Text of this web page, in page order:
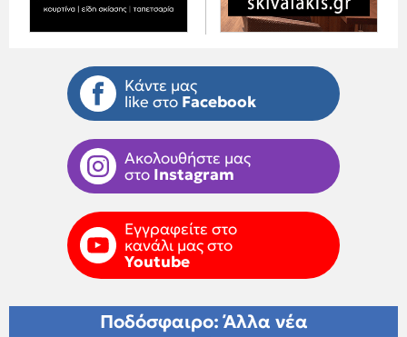
Κάντε μας
like στο Facebook
Ακολουθήστε μας
στο Instagram
Εγγραφείτε στο
κανάλι μας στο
Youtube
Ποδόσφαιρο: Άλλα νέα